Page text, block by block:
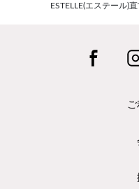
ESTELLE(エステール)
ご